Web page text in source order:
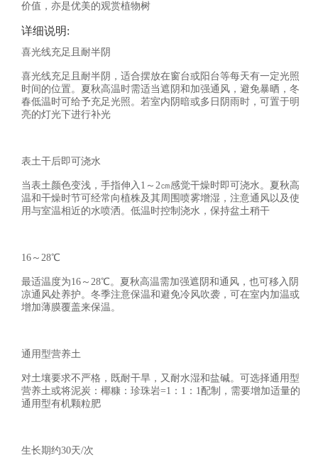
价值，亦是优美的观赏植物树
详细说明:
喜光线充足且耐半阴
喜光线充足且耐半阴，适合摆放在窗台或阳台等每天有一定光照
时间的位置。夏秋高温时需适当遮阴和加强通风，避免暴晒，冬
春低温时可给予充足光照。若室内阴暗或多日阴雨时，可置于明
亮的灯光下进行补光
表土干后即可浇水
当表土颜色变浅，手指伸入1～2㎝感觉干燥时即可浇水。夏秋高
温和干燥时节可经常向植株及其周围喷雾增湿，注意通风以及使
用与室温相近的水喷洒。低温时控制浇水，保持盆土稍干
16～28℃
最适温度为16～28℃。夏秋高温需加强遮阴和通风，也可移入阴
凉通风处养护。冬季注意保温和避免冷风吹袭，可在室内加温或
增加薄膜覆盖来保温。
通用型营养土
对土壤要求不严格，既耐干旱，又耐水湿和盐碱。可选择通用型
营养土或将泥炭：椰糠：珍珠岩=1：1：1配制，需要增加适量的
通用型有机颗粒肥
生长期约30天/次